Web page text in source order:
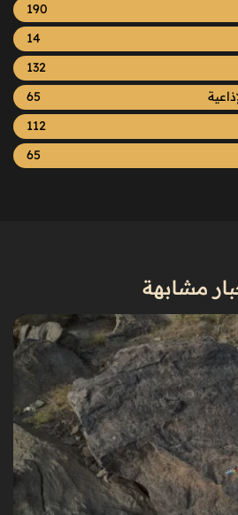
190
14
132
65
112
65
مشابهة